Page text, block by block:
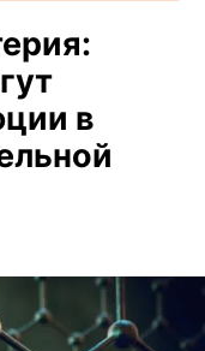
в